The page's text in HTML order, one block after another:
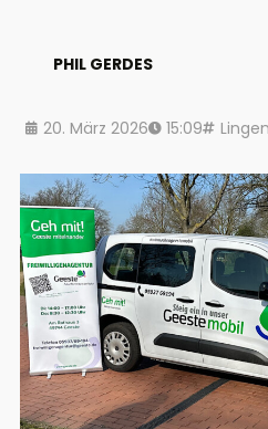
PHIL GERDES
20. März 2026 15:09 Lingen